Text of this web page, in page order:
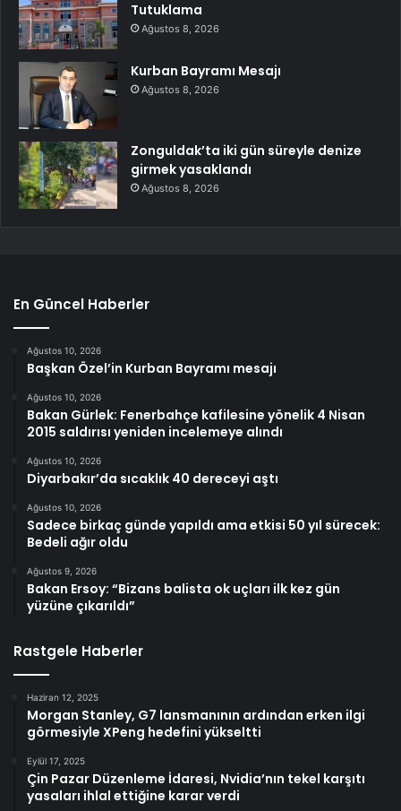
Tutuklama
Ağustos 8, 2026
Kurban Bayramı Mesajı
Ağustos 8, 2026
Zonguldak’ta iki gün süreyle denize
girmek yasaklandı
Ağustos 8, 2026
En Güncel Haberler
Ağustos 10, 2026
Başkan Özel’in Kurban Bayramı mesajı
Ağustos 10, 2026
Bakan Gürlek: Fenerbahçe kafilesine yönelik 4 Nisan
2015 saldırısı yeniden incelemeye alındı
Ağustos 10, 2026
Diyarbakır’da sıcaklık 40 dereceyi aştı
Ağustos 10, 2026
Sadece birkaç günde yapıldı ama etkisi 50 yıl sürecek:
Bedeli ağır oldu
Ağustos 9, 2026
Bakan Ersoy: “Bizans balista ok uçları ilk kez gün
yüzüne çıkarıldı”
Rastgele Haberler
Haziran 12, 2025
Morgan Stanley, G7 lansmanının ardından erken ilgi
görmesiyle XPeng hedefini yükseltti
Eylül 17, 2025
Çin Pazar Düzenleme İdaresi, Nvidia’nın tekel karşıtı
yasaları ihlal ettiğine karar verdi